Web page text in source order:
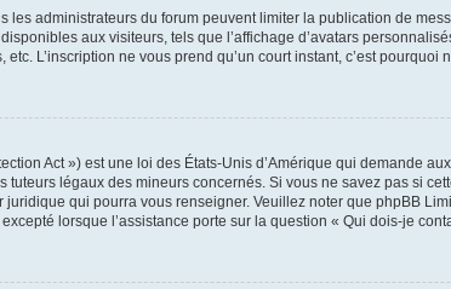
les administrateurs du forum peuvent limiter la publication de
aux visiteurs, tels que l’affichage d’avatars
L’inscription ne vous prend qu’un court instant, c’est pourquoi
Act ») est une loi des États-Unis d’Amérique qui demande
légaux des mineurs concernés. Si vous ne savez pas si
qui pourra vous renseigner. Veuillez noter que phpBB
lorsque l’assistance porte sur la question « Qui dois-je